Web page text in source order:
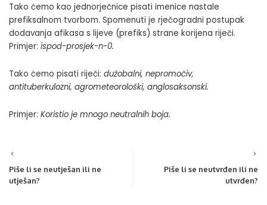
Tako ćemo kao jednorječnice pisati imenice nastale
prefiksalnom tvorbom. Spomenuti je rječogradni postupak
dodavanja afikasa s lijeve (prefiks) strane korijena riječi.
Primjer: ispod-prosjek-n-0.
Tako ćemo pisati riječi: dužobalni, nepromočiv,
antituberkulozni, agrometeorološki, anglosaksonski.
Primjer: Koristio je mnogo neutralnih boja.
Piše li se neutješan ili ne
utješan?
Piše li se neutvrđen ili ne
utvrđen?